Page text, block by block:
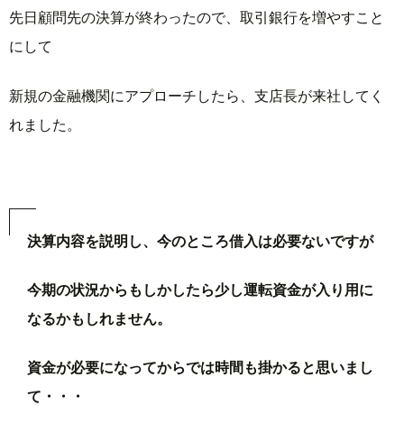
先日顧問先の決算が終わったので、取引銀行を増やすこと
にして
新規の金融機関にアプローチしたら、支店長が来社してく
れました。
決算内容を説明し、今のところ借入は必要ないですが
今期の状況からもしかしたら少し運転資金が入り用に
なるかもしれません。
資金が必要になってからでは時間も掛かると思いまし
て・・・